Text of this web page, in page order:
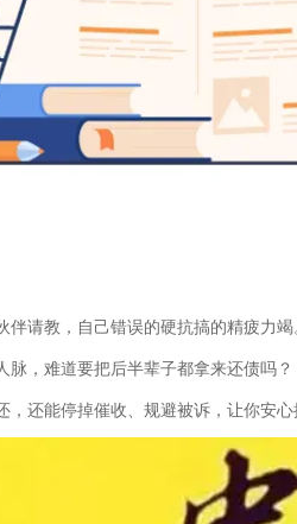
请教，自己错误的硬抗搞的精疲力竭
，难道要把后半辈子都拿来还债吗？
还能停掉催收、规避被诉，让你安